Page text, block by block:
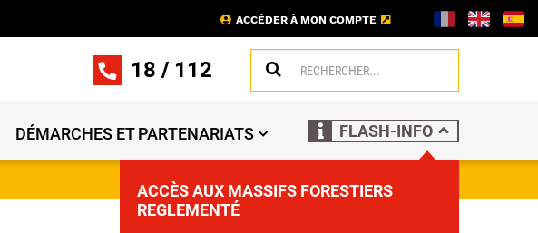
ACCÉDER À MON COMPTE
18 / 112
DÉMARCHES ET PARTENARIATS FLASH-INFO
ACCÈS AUX MASSIFS FORESTIERS
REGLEMENTÉ